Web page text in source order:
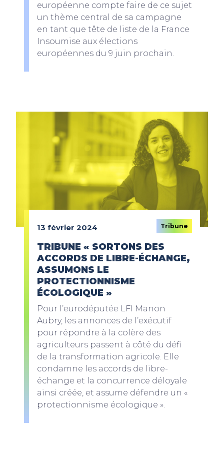
européenne compte faire de ce sujet
un thème central de sa campagne
en tant que tête de liste de la France
Insoumise aux élections
européennes du 9 juin prochain.
13 février 2024 Tribune
TRIBUNE « SORTONS DES
ACCORDS DE LIBRE-ÉCHANGE,
ASSUMONS LE
PROTECTIONNISME
ÉCOLOGIQUE »
Pour l’eurodéputée LFI Manon
Aubry, les annonces de l’exécutif
pour répondre à la colère des
agriculteurs passent à côté du défi
de la transformation agricole. Elle
condamne les accords de libre-
échange et la concurrence déloyale
ainsi créée, et assume défendre un «
protectionnisme écologique ».